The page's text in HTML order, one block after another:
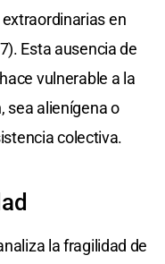
en
Esta ausencia de
vulnerable a la
sea alienígena o
colectiva.
la fragilidad de